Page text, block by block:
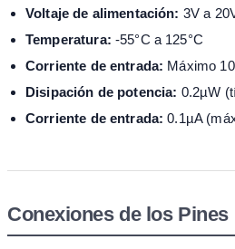
Voltaje de alimentación: 3V a
Temperatura: -55°C a 125°C
Corriente de entrada: Máximo
Disipación de potencia: 0.2µW
Corriente de entrada: 0.1µA
Conexiones de los Pines